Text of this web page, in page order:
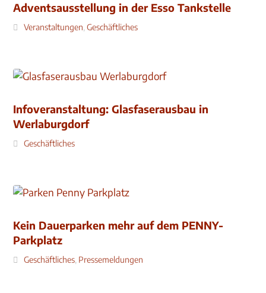
Adventsausstellung in der Esso Tankstelle
Veranstaltungen,Geschäftliches
Infoveranstaltung: Glasfaserausbau in
Werlaburgdorf
Geschäftliches
Kein Dauerparken mehr auf dem PENNY-
Parkplatz
Geschäftliches, Pressemeldungen